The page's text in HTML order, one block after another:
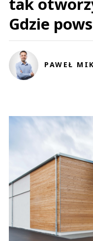
Gdzie
PAWEŁ